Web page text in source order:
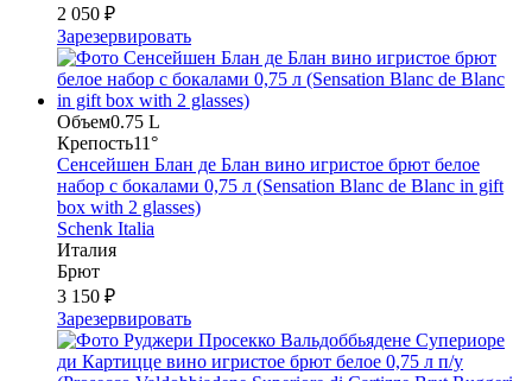
2 050 ₽
Зарезервировать
Объем0.75 L
Крепость11°
Сенсейшен Блан де Блан вино игристое брют белое
набор с бокалами 0,75 л (Sensation Blanc de Blanc in gift
box with 2 glasses)
Schenk Italia
Италия
Брют
3 150 ₽
Зарезервировать